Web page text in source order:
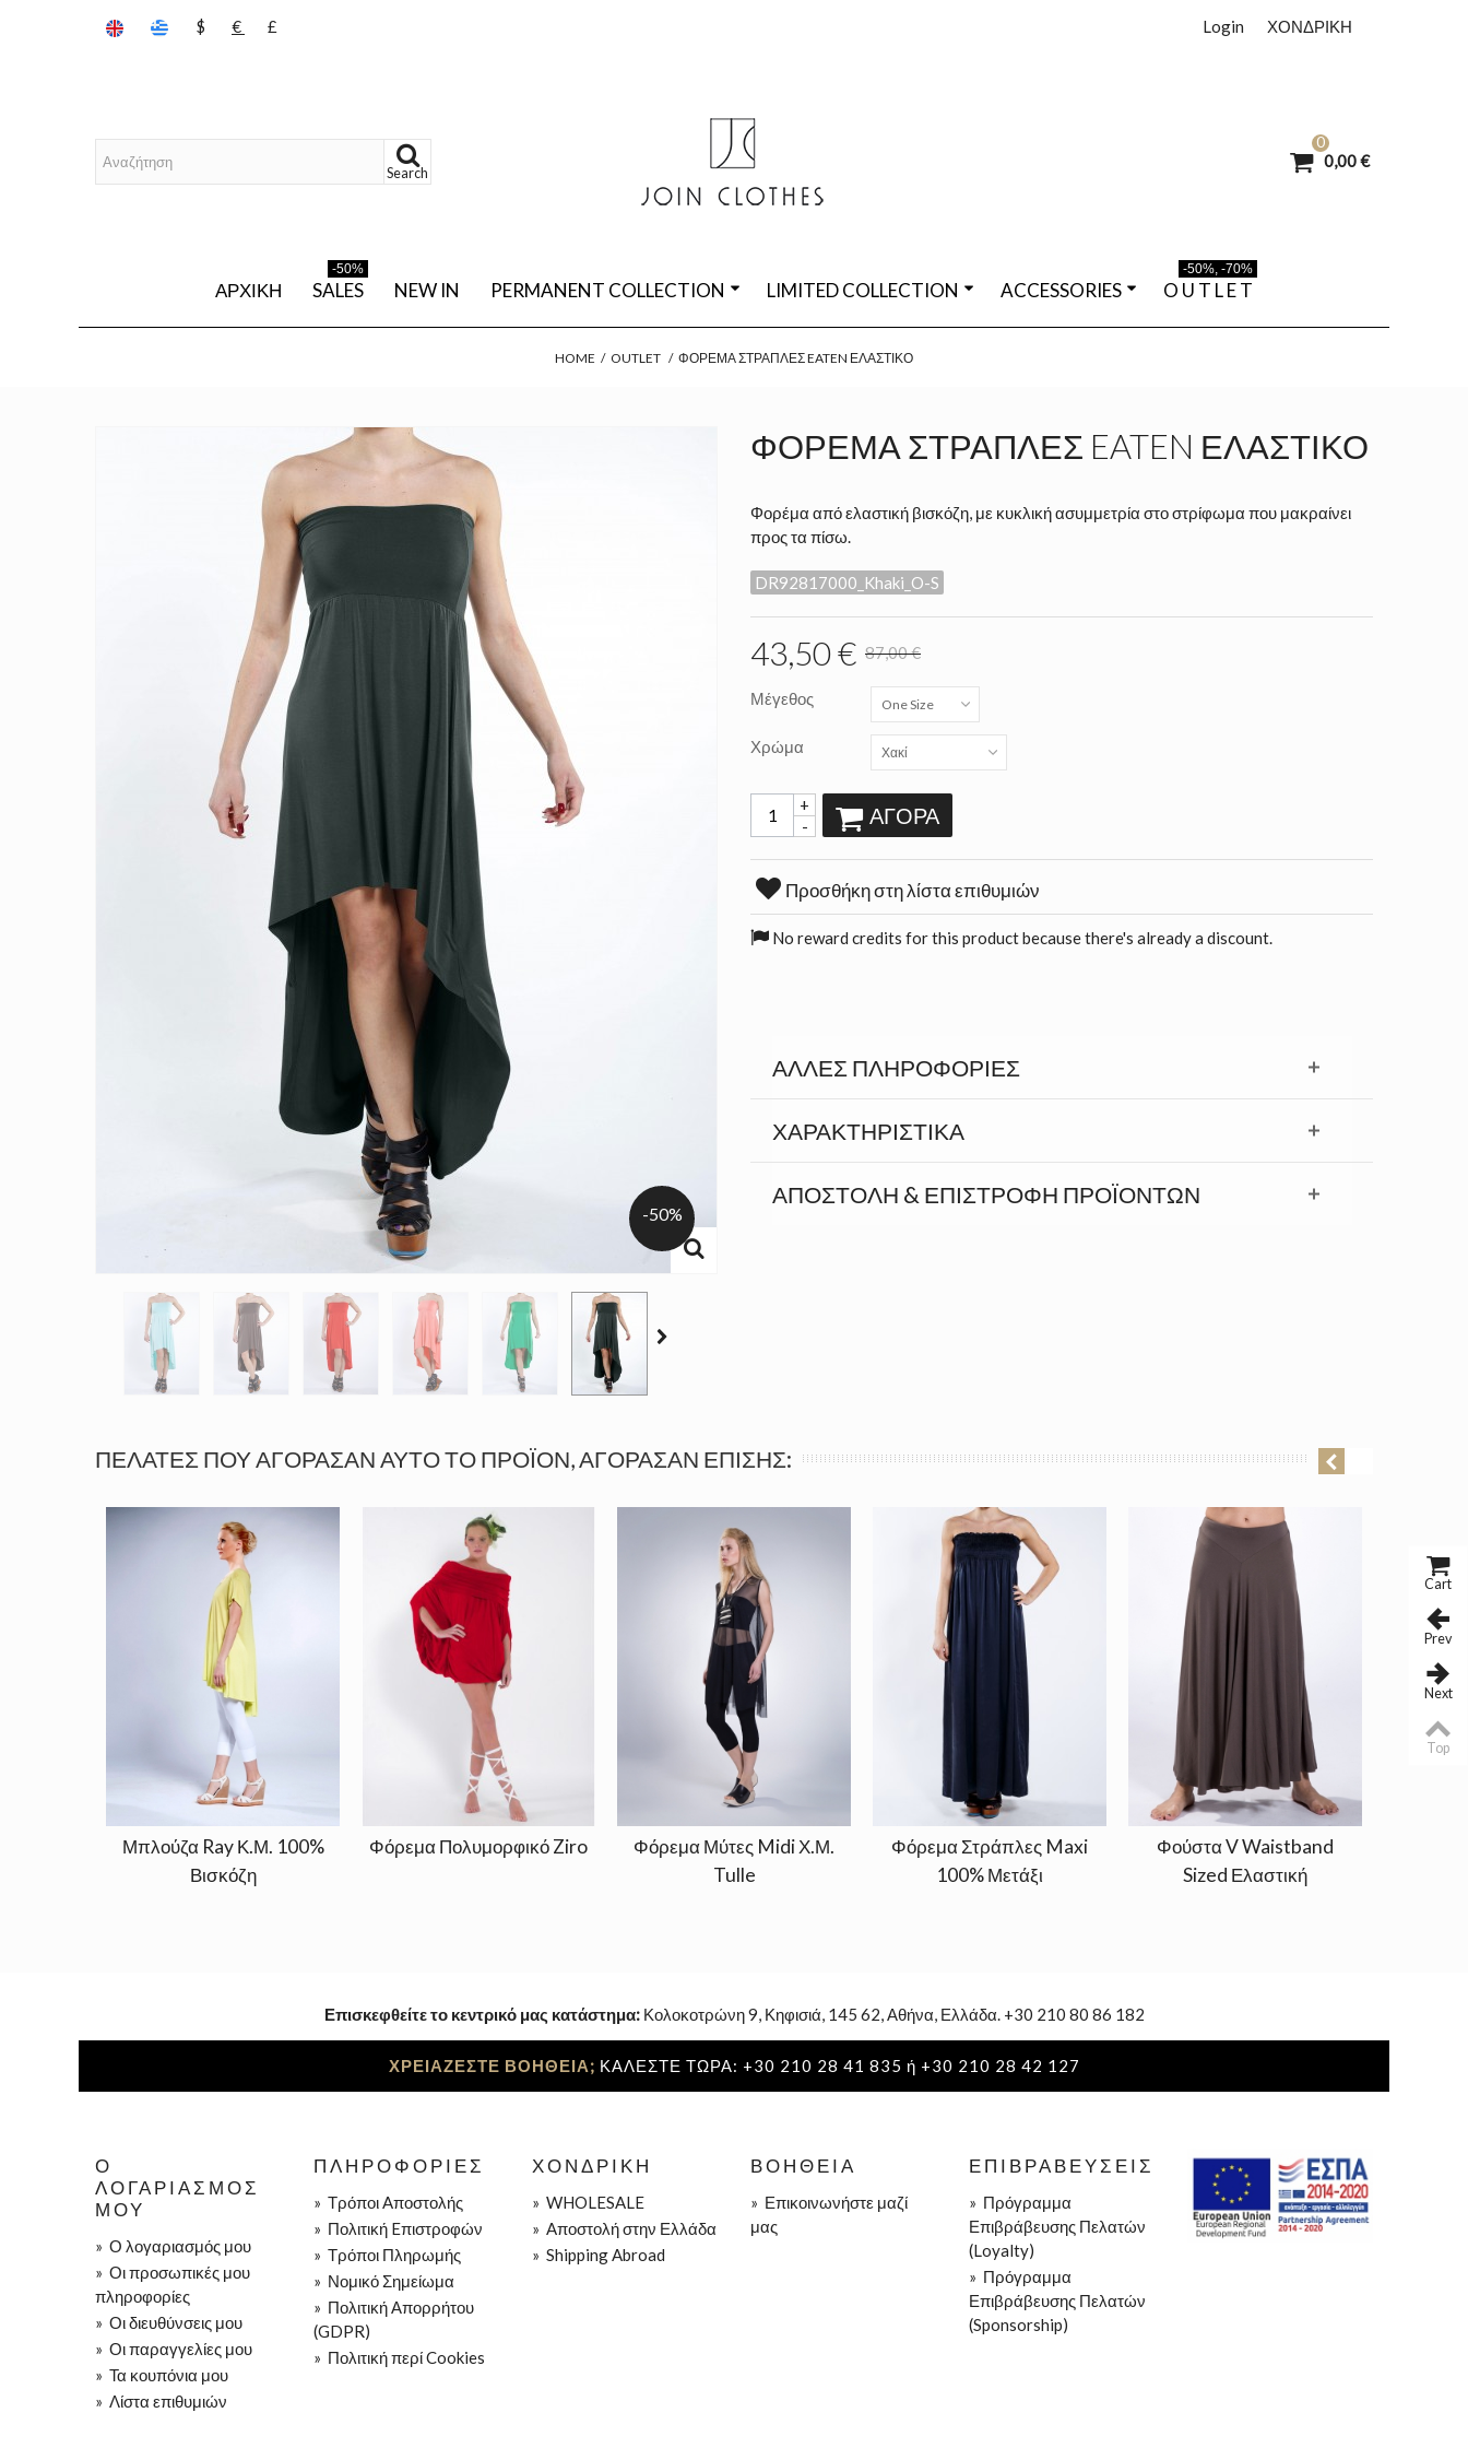
ΧΟΝΔΡΙΚΗ
Login
$ € £
Search
0
0,00 €
ΑΡΧΙΚΉ SALES
-50%
NEW IN PERMANENT COLLECTION LIMITED COLLECTION ACCESSORIES O U T L E T
-50%, -70%
HOME / OUTLET / ΦΌΡΕΜΑ ΣΤΡΆΠΛΕΣ EATEN ΕΛΑΣΤΙΚΌ
-50%
ΦΌΡΕΜΑ ΣΤΡΆΠΛΕΣ EATEN ΕΛΑΣΤΙΚΌ
Φορέμα από ελαστική βισκόζη, με κυκλική ασυμμετρία στο στρίφωμα που μακραίνει
προς τα πίσω.
DR92817000_Khaki_O-S
43,50 € 87,00 €
Μέγεθος One Size
Χρώμα Χακί
-
+ ΑΓΟΡΆ
Προσθήκη στη λίστα επιθυμιών
No reward credits for this product because there's already a discount.
ΆΛΛΕΣ ΠΛΗΡΟΦΟΡΊΕΣ
ΧΑΡΑΚΤΗΡΙΣΤΙΚΆ
ΑΠΟΣΤΟΛΉ & ΕΠΙΣΤΡΟΦΉ ΠΡΟΪΟΝΤΩΝ
ΠΕΛΆΤΕΣ ΠΟΥ ΑΓΌΡΑΣΑΝ ΑΥΤΌ ΤΟ ΠΡΟΪΌΝ, ΑΓΌΡΑΣΑΝ ΕΠΊΣΗΣ:
Μπλούζα Ray Κ.Μ. 100%
Βισκόζη
Φόρεμα Πολυμορφικό Ziro
Φόρεμα Μύτες Midi Χ.Μ.
Tulle
Φόρεμα Στράπλες Maxi
100% Μετάξι
Φούστα V Waistband
Sized Ελαστική
Επισκεφθείτε το κεντρικό μας κατάστημα:Κολοκοτρώνη 9, Κηφισιά, 145 62, Αθήνα, Ελλάδα. +30 210 80 86 182
ΧΡΕΙΑΖΕΣΤΕ ΒΟΗΘΕΙΑ; ΚΑΛΕΣΤΕ ΤΩΡΑ: +30 210 28 41 835 ή +30 210 28 42 127
Ο
ΛΟΓΑΡΙΑΣΜΌΣ
ΜΟΥ
» Ο λογαριασμός μου
» Οι προσωπικές μου
πληροφορίες
» Οι διευθύνσεις μου
» Οι παραγγελίες μου
» Τα κουπόνια μου
» Λίστα επιθυμιών
ΠΛΗΡΟΦΟΡΊΕΣ
» Τρόποι Aποστολής
» Πολιτική Eπιστροφών
» Τρόποι Πληρωμής
» Νομικό Σημείωμα
» Πολιτική Απορρήτου
(GDPR)
» Πολιτική περί Cookies
ΧΟΝΔΡΙΚΉ
» WHOLESALE
» Aποστολή στην Ελλάδα
» Shipping Abroad
ΒΟΉΘΕΙΑ
» Επικοινωνήστε μαζί
μας
ΕΠΙΒΡΑΒΕΎΣΕΙΣ
» Πρόγραμμα
Επιβράβευσης Πελατών
(Loyalty)
» Πρόγραμμα
Επιβράβευσης Πελατών
(Sponsorship)
Cart
Prev
Next
Top